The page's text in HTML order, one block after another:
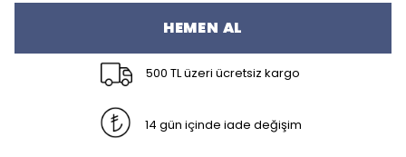
HEMEN AL
500 TL üzeri ücretsiz kargo
14 gün içinde iade değişim